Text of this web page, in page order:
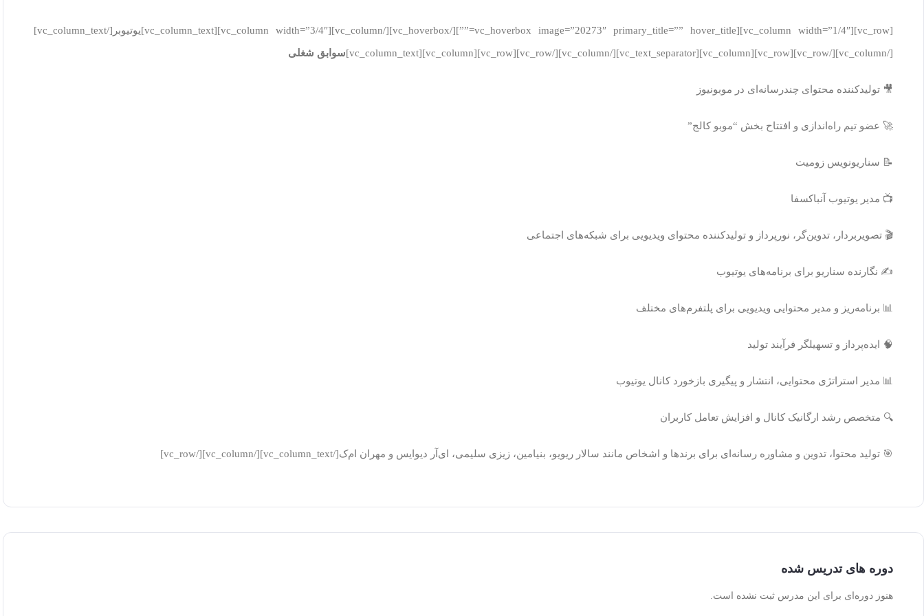
[vc_row][vc_column width=”1/4″][vc_hoverbox image=”20273″ primary_title=”” hover_title=””][/vc_hoverbox][/vc_column][vc_column width=”3/4″][vc_column_text]یوتیوبر[/vc_column_text]
[/vc_column][/vc_row][vc_row][vc_column][vc_text_separator][/vc_column][/vc_row][vc_row][vc_column][vc_column_text] سوابق شغلی
🎥 تولیدکننده محتوای چندرسانه‌ای در موبونیوز
🚀 عضو تیم راه‌اندازی و افتتاح بخش “موبو کالج”
📝 سناریونویس زومیت
📺 مدیر یوتیوب آنباکسفا
🎬 تصویربردار، تدوین‌گر، نورپرداز و تولیدکننده محتوای ویدیویی برای شبکه‌های اجتماعی
✍️ نگارنده سناریو برای برنامه‌های یوتیوب
📊 برنامه‌ریز و مدیر محتوایی ویدیویی برای پلتفرم‌های مختلف
🧠 ایده‌پرداز و تسهیلگر فرآیند تولید
📊 مدیر استراتژی محتوایی، انتشار و پیگیری بازخورد کانال یوتیوب
🔍 متخصص رشد ارگانیک کانال و افزایش تعامل کاربران
🎯 تولید محتوا، تدوین و مشاوره رسانه‌ای برای برندها و اشخاص مانند سالار ریویو، بنیامین، زیزی سلیمی، ای‌آر دیوایس و مهران ام‌ک[/vc_column_text][/vc_column][/vc_row]
دوره های تدریس شده
هنوز دوره‌ای برای این مدرس ثبت نشده است.